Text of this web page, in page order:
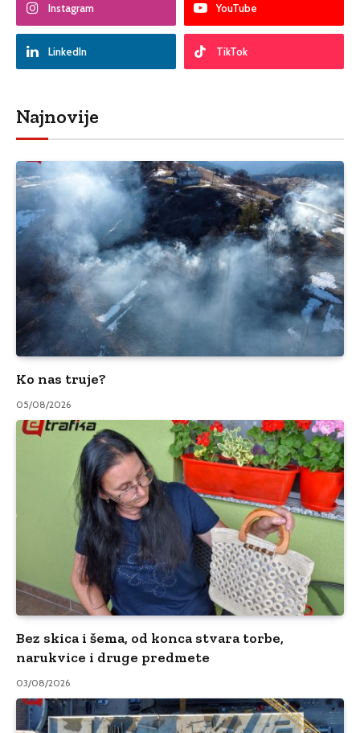
Instagram YouTube
LinkedIn TikTok
Najnovije
Ko nas truje?
05/08/2026
Bez skica i šema, od konca stvara torbe,
narukvice i druge predmete
03/08/2026